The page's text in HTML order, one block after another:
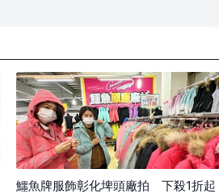
鱷魚牌服飾彰化埤頭廠拍 下殺1折起